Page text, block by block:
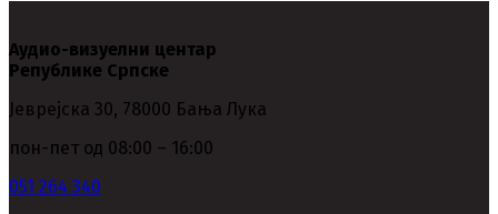
Аудио-визуелни центар
Републике Српске
Јеврејска 30, 78000 Бања Лука
пон-пет од 08:00 – 16:00
051 264 340